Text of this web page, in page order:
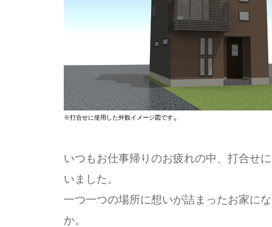
※打合せに使用した外観イメージ図です。
いつもお仕事帰りのお疲れの中、打合せ
いました。
一つ一つの場所に想いが詰まったお家に
か。